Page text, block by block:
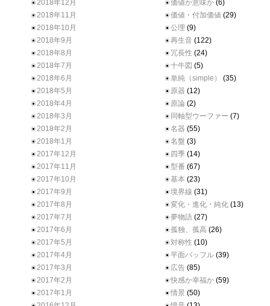
2018年12月
2018年11月
2018年10月
2018年9月
2018年8月
2018年7月
2018年6月
2018年5月
2018年4月
2018年3月
2018年2月
2018年1月
2017年12月
2017年11月
2017年10月
2017年9月
2017年8月
2017年7月
2017年6月
2017年5月
2017年4月
2017年3月
2017年2月
2017年1月
価値か意味か (6)
価値・付加価値 (29)
公理 (9)
再生音 (122)
冗長性 (24)
十牛図 (5)
単純（simple）
(35)
原器 (12)
原論 (2)
同軸型ウーファー (7)
名器 (55)
名盤 (3)
四季 (14)
型番 (67)
基本 (23)
境界線 (31)
変化・進化・純化 (13)
夢物語 (27)
孤独、孤高 (26)
対称性 (10)
平面バッフル (39)
広告 (85)
快感か幸福か (59)
情景 (50)